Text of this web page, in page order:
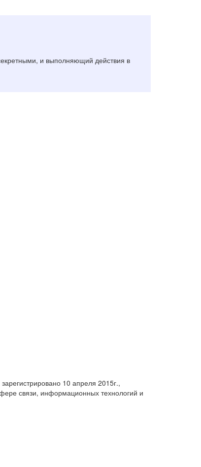
и выполняющий действия в
10 апреля 2015г.,
связи, информационных технологий и